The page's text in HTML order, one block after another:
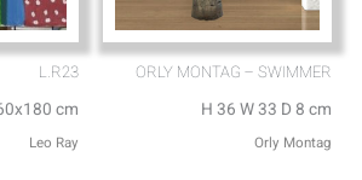
ORLY MONTAG – SWIMMER
H 36 W 33 D 8 cm
Orly Montag
L.R23
60x180 cm
Leo Ray